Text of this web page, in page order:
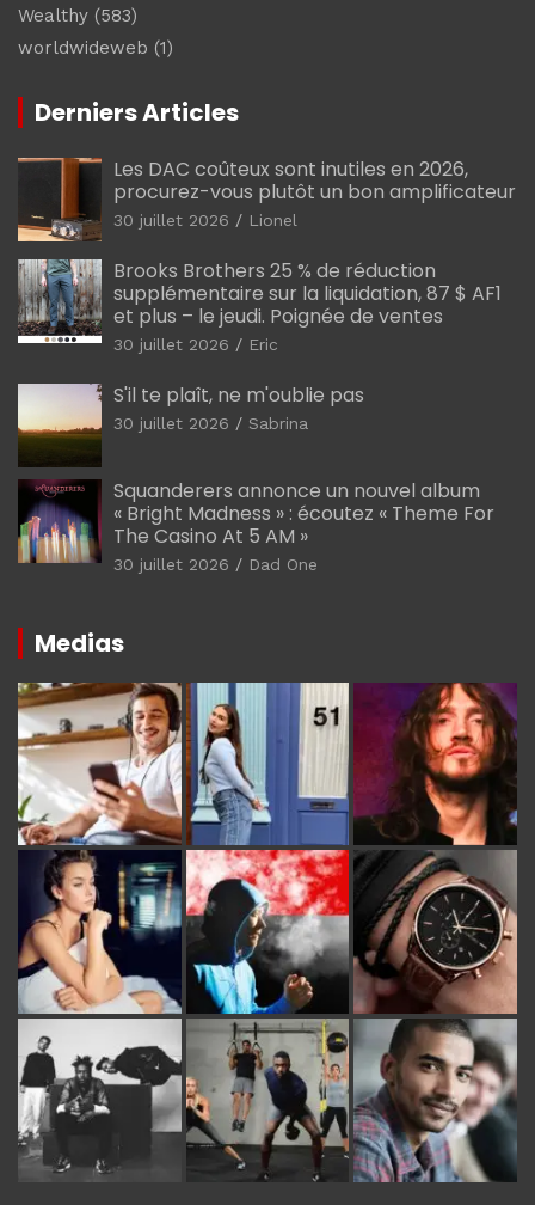
Wealthy (583)
worldwideweb (1)
Derniers Articles
Les DAC coûteux sont inutiles en 2026,
procurez-vous plutôt un bon amplificateur
30 juillet 2026 Lionel
Brooks Brothers 25 % de réduction
supplémentaire sur la liquidation, 87 $ AF1
et plus – le jeudi. Poignée de ventes
30 juillet 2026 Eric
S'il te plaît, ne m'oublie pas
30 juillet 2026 Sabrina
Squanderers annonce un nouvel album
« Bright Madness » : écoutez « Theme For
The Casino At 5 AM »
30 juillet 2026 Dad One
Medias